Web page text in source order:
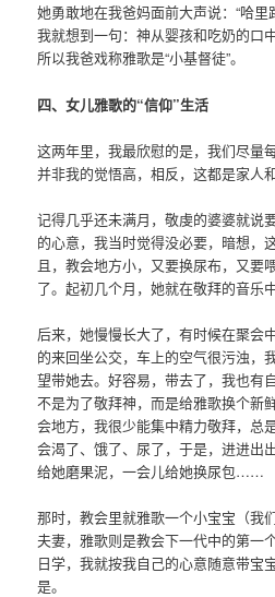
她勇敢地在我爸妈面前大声说：“哈
我就想到一句：神从婴孩和吃奶的口
所以我爸戏称雅歌是“小基督徒”。
四、女儿雅歌的“信仰”生活
这两年里，我最欣慰的是，我们尽量
并非我的觉悟高，相反，这都是家人
记得几乎还未满月，敬虔的婆婆就说
的心意，我当时觉得没必要，暗想，
且，教会地方小，又要换尿布，又要
了。起初几个月，她就在敬拜的音乐
后来，她慢慢长大了，有时候在聚会
的来回坐公交，车上的空气很污浊，
望带她去。好容易，带去了，我也
不是为了敬拜神，而是给雅歌换个新
会地方，我很少能集中精力敬拜，总
会渴了、饿了、尿了，于是，进进出
给她磨果泥，一会儿给她换尿包……
那时，教会里就雅歌一个小宝宝（我
夫妻，雅歌则是教会下一代中的第一
日学，我就按我自己的心意随意带宝
是。